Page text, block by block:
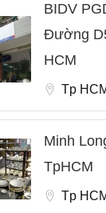
BIDV
Đường
HCM
Tp
Minh
TpHCM
Tp